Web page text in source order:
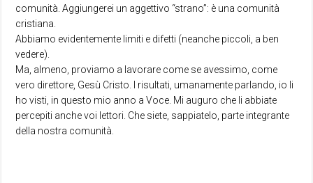
comunità. Aggiungerei un aggettivo “strano”: è una comunità
cristiana.
Abbiamo evidentemente limiti e difetti (neanche piccoli, a ben
vedere).
Ma, almeno, proviamo a lavorare come se avessimo, come
vero direttore, Gesù Cristo. I risultati, umanamente parlando, io li
ho visti, in questo mio anno a Voce. Mi auguro che li abbiate
percepiti anche voi lettori. Che siete, sappiatelo, parte integrante
della nostra comunità.